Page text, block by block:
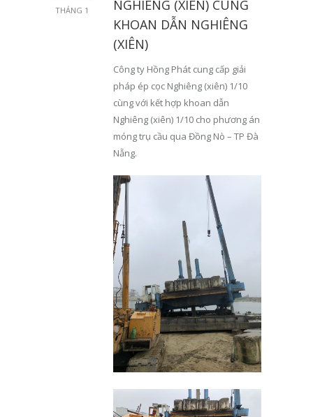
THÁNG 1
NGHIÊNG (XIÊN) CÙNG
KHOAN DẪN NGHIÊNG
(XIÊN)
Công ty Hồng Phát cung cấp giải
pháp ép cọc Nghiêng (xiên) 1/10
cùng với kết hợp khoan dẫn
Nghiêng (xiên) 1/10 cho phương án
móng trụ cầu qua Đồng Nò – TP Đà
Nẵng.